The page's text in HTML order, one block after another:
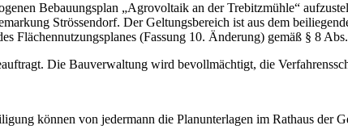
Bebauungsplan „Agrovoltaik an der Trebitzmühle“
Strössendorf. Der Geltungsbereich ist aus dem
Flächennutzungsplanes (Fassung 10. Änderung) gemäß § 8
Die Bauverwaltung wird bevollmächtigt, die
können von jedermann die Planunterlagen im Rathaus der